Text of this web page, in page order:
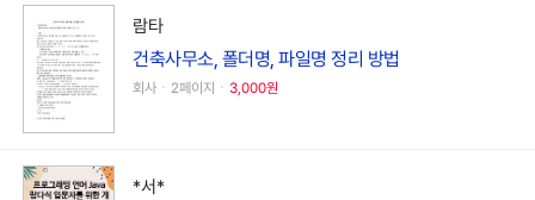
람타
건축사무소, 폴더명, 파일명 정리 방법
회사ㆍ2페이지ㆍ 3,000원
*서*